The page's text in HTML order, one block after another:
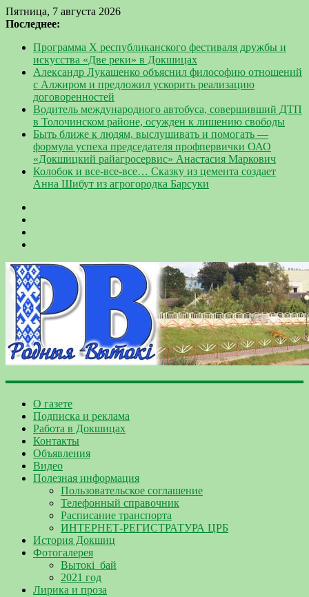
Пятница, 7 августа 2026
Последнее:
Программа Х республиканского фестиваля дружбы и
искусства «Две реки» в Докшицах
Александр Лукашенко объяснил философию отношений
с Алжиром и предложил ускорить реализацию
договоренностей
Водитель международного автобуса, совершивший ДТП
в Толочинском районе, осужден к лишению свободы
Быть ближе к людям, выслушивать и помогать —
формула успеха председателя профпервички ОАО
«Докшицкий райагросервис» Анастасия Маркович
Колобок и все-все-все… Сказку из цемента создает
Анна Шибут из агрогородка Барсуки
О газете
Подписка и реклама
Работа в Докшицах
Контакты
Объявления
Видео
Полезная информация
Пользовательское соглашение
Телефонный справочник
Расписание транспорта
ИНТЕРНЕТ-РЕГИСТРАТУРА ЦРБ
История Докшиц
Фотогалерея
Вытокі_бай
2021 год
Лирика и проза